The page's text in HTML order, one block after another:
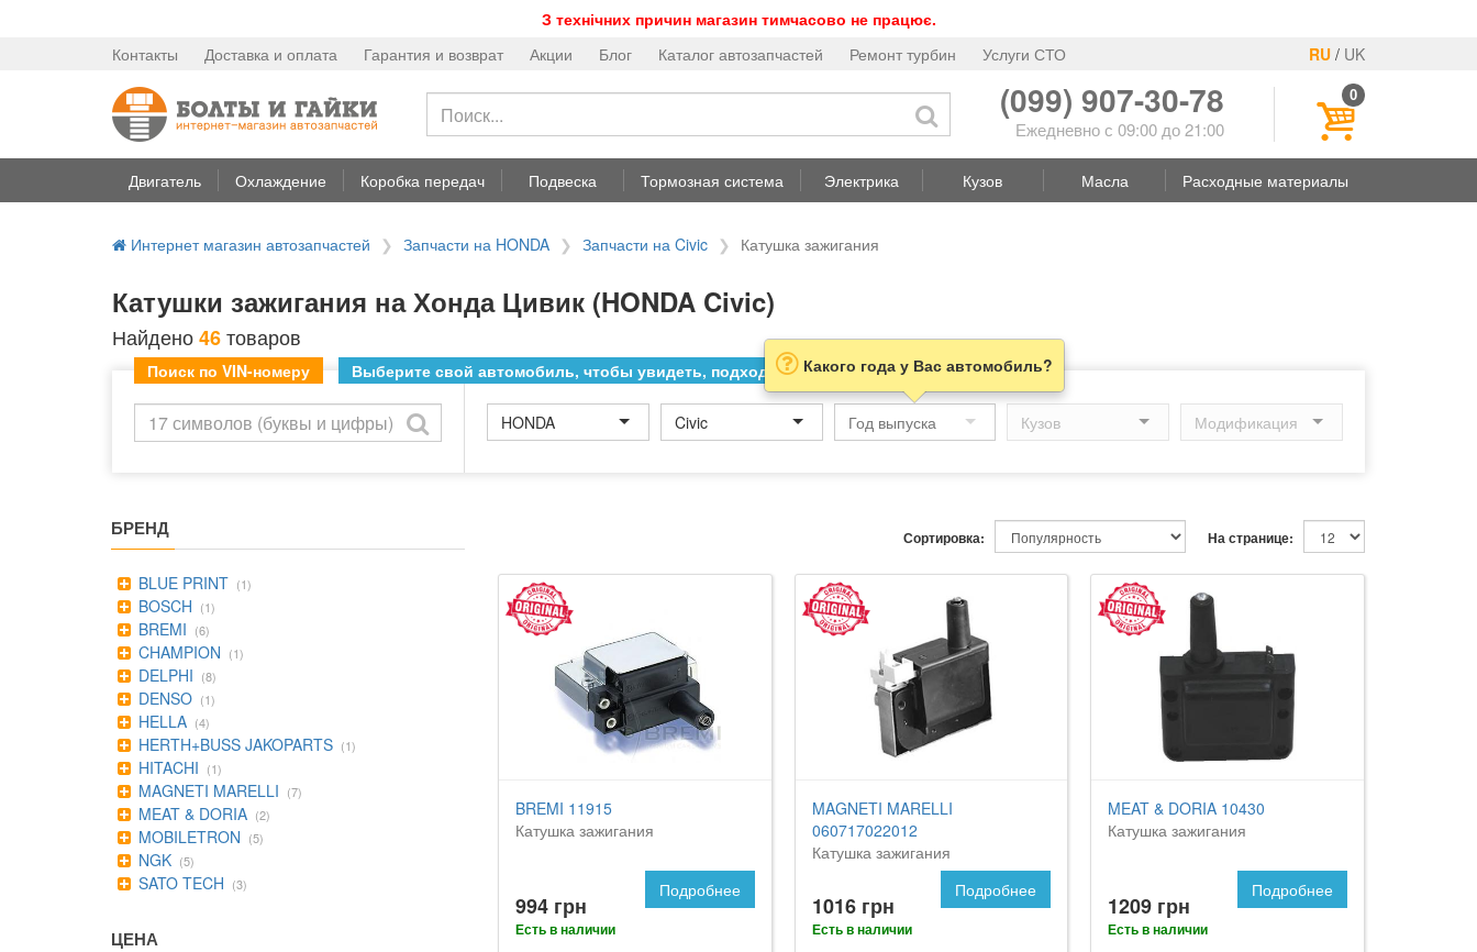
З технічних причин магазин тимчасово не працює.
RU / UK
Контакты Доставка и оплата Гарантия и возврат Акции Блог Каталог автозапчастей Ремонт турбин Услуги СТО
(099) 907-30-78
Ежедневно с 09:00 до 21:00
0
Двигатель Охлаждение Коробка передач Подвеска Тормозная система Электрика Кузов Масла Расходные материалы
Интернет магазин автозапчастей Запчасти на HONDA Запчасти на Civic Катушка зажигания
Катушки зажигания на Хонда Цивик (HONDA Civic)
Найдено46товаров
Поиск по VIN-номеру Выберите свой автомобиль, чтобы увидеть, подходит ли товар к нему
HONDA Civic
Какого года у Вас автомобиль?
БРЕНД
BLUE PRINT (1)
BOSCH (1)
BREMI (6)
CHAMPION (1)
DELPHI (8)
DENSO (1)
HELLA (4)
HERTH+BUSS JAKOPARTS (1)
HITACHI (1)
MAGNETI MARELLI (7)
MEAT & DORIA (2)
MOBILETRON (5)
NGK (5)
SATO TECH (3)
ЦЕНА
На странице:
Сортировка:
BREMI 11915
Катушка зажигания
994 грн
Есть в наличии
Подробнее
MAGNETI MARELLI
060717022012
Катушка зажигания
1016 грн
Есть в наличии
Подробнее
MEAT & DORIA 10430
Катушка зажигания
1209 грн
Есть в наличии
Подробнее